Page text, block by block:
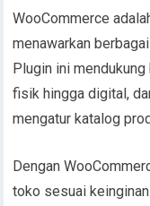
WooCommerce
menawarkan
Plugin ini
fisik hingga digital,
mengatur katalog
Dengan
toko sesuai